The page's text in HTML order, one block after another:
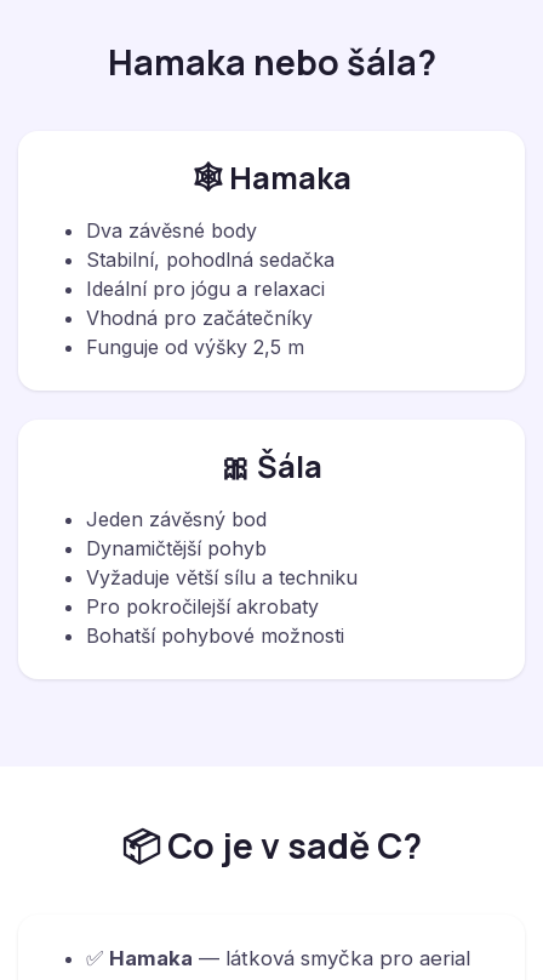
Hamaka nebo šála?
🕸️ Hamaka
Dva závěsné body
Stabilní, pohodlná sedačka
Ideální pro jógu a relaxaci
Vhodná pro začátečníky
Funguje od výšky 2,5 m
🎀 Šála
Jeden závěsný bod
Dynamičtější pohyb
Vyžaduje větší sílu a techniku
Pro pokročilejší akrobaty
Bohatší pohybové možnosti
📦 Co je v sadě C?
✅ Hamaka — látková smyčka pro aerial